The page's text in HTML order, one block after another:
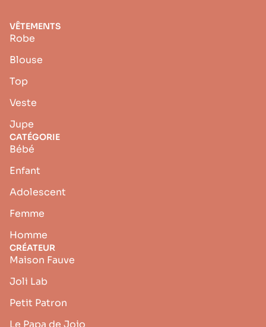
VÊTEMENTS
Robe
Blouse
Top
Veste
Jupe
CATÉGORIE
Bébé
Enfant
Adolescent
Femme
Homme
CRÉATEUR
Maison Fauve
Joli Lab
Petit Patron
Le Papa de Jojo